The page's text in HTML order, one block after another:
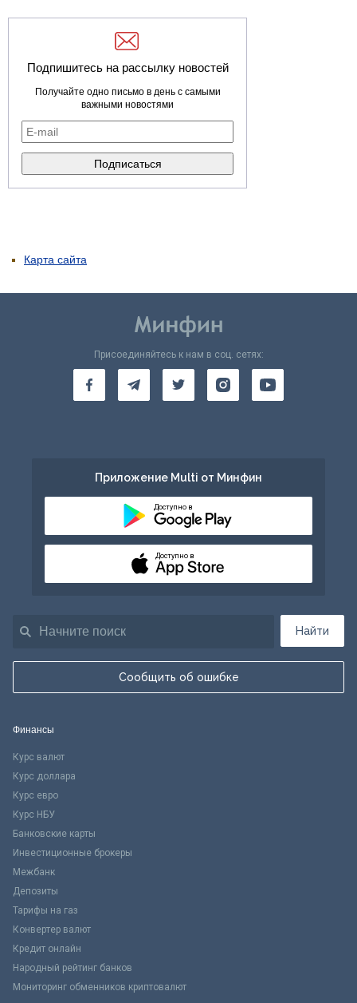
Подпишитесь на рассылку новостей
Получайте одно письмо в день с самыми
важными новостями
Карта сайта
Найти
Сообщить об ошибке
Присоединяйтесь к нам в соц. сетях:
Приложение Multi от Минфин
Доступно в
Доступно в
Финансы
Курс валют
Курс доллара
Курс евро
Курс НБУ
Банковские карты
Инвестиционные брокеры
Межбанк
Депозиты
Тарифы на газ
Конвертер валют
Кредит онлайн
Народный рейтинг банков
Мониторинг обменников криптовалют